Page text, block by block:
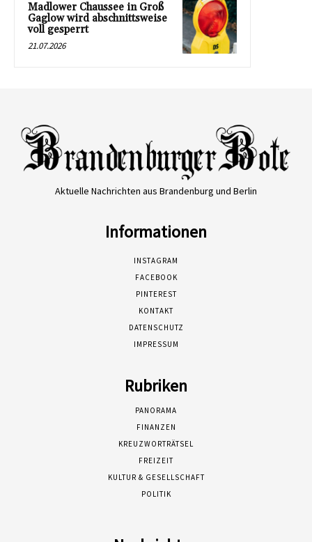
Madlower Chaussee in Groß
Gaglow wird abschnittsweise
voll gesperrt
21.07.2026
Aktuelle Nachrichten aus Brandenburg und Berlin
Informationen
INSTAGRAM
FACEBOOK
PINTEREST
KONTAKT
DATENSCHUTZ
IMPRESSUM
Rubriken
PANORAMA
FINANZEN
KREUZWORTRÄTSEL
FREIZEIT
KULTUR & GESELLSCHAFT
POLITIK